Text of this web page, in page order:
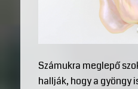
Számukra meglepő
hallják, hogy a gyöngy